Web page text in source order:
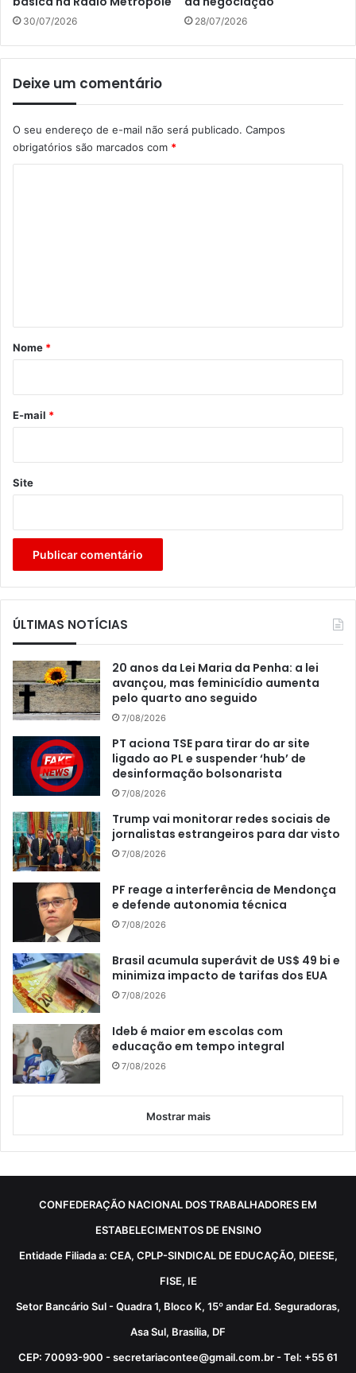
30/07/2026 28/07/2026
Deixe um comentário
O seu endereço de e-mail não será publicado. Campos
obrigatórios são marcados com *
r
*
Nome *
E-mail *
Site
ÚLTIMAS NOTÍCIAS
20 anos da Lei Maria da Penha: a lei
avançou, mas feminicídio aumenta
pelo quarto ano seguido
7/08/2026
PT aciona TSE para tirar do ar site
ligado ao PL e suspender ‘hub’ de
desinformação bolsonarista
7/08/2026
Trump vai monitorar redes sociais de
jornalistas estrangeiros para dar visto
7/08/2026
PF reage a interferência de Mendonça
e defende autonomia técnica
7/08/2026
Brasil acumula superávit de US$ 49 bi e
minimiza impacto de tarifas dos EUA
7/08/2026
Ideb é maior em escolas com
educação em tempo integral
7/08/2026
Mostrar mais
CONFEDERAÇÃO NACIONAL DOS TRABALHADORES EM
ESTABELECIMENTOS DE ENSINO
Entidade Filiada a: CEA, CPLP-SINDICAL DE EDUCAÇÃO, DIEESE,
FISE, IE
Setor Bancário Sul - Quadra 1, Bloco K, 15º andar Ed. Seguradoras,
Asa Sul, Brasília, DF
CEP: 70093-900 - secretariacontee@gmail.com.br - Tel: +55 61